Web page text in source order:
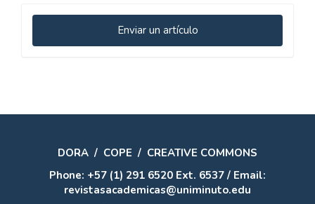
Enviar
un
Enviar un artículo
DORA / COPE / CREATIVE COMMONS
Phone: +57 (1) 291 6520 Ext. 6537 / Email:
revistasacademicas@uniminuto.edu